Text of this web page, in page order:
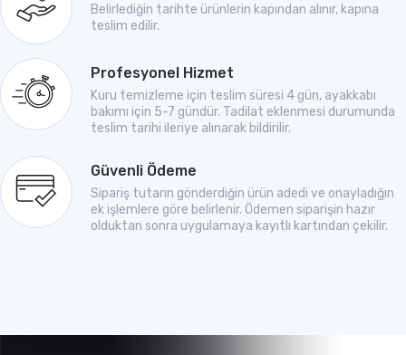
Belirlediğin tarihte ürünlerin kapından alınır, kapına
teslim edilir.
Profesyonel Hizmet
Kuru temizleme için teslim süresi 4 gün, ayakkabı
bakımı için 5-7 gündür. Tadilat eklenmesi durumunda
teslim tarihi ileriye alınarak bildirilir.
Güvenli Ödeme
Sipariş tutarın gönderdiğin ürün adedi ve onayladığın
ek işlemlere göre belirlenir. Ödemen siparişin hazır
olduktan sonra uygulamaya kayıtlı kartından çekilir.